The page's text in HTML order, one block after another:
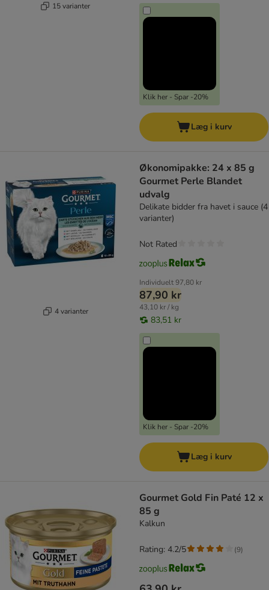
15 varianter
Klik her - Spar -20%
Læg i kurv
4 varianter
Økonomipakke: 24 x 85 g
Gourmet Perle Blandet
udvalg
Delikate bidder fra havet i sauce (4
varianter)
Individuelt97,80 kr
87,90 kr
43,10 kr / kg
83,51 kr
Klik her - Spar -20%
Not Rated
Læg i kurv
Gourmet Gold Fin Paté 12 x
85 g
Kalkun
Rating: 4.2/5 (9)